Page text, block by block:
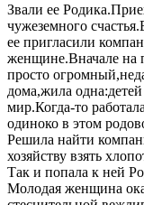
Звали ее
чужеземного
ее пригласили
женщине.Вначале на
просто
дома,жила
мир.Когда-то
одиноко в этом
Решила найти
хозяйству взять
Так и попала к ней
Молодая женщина